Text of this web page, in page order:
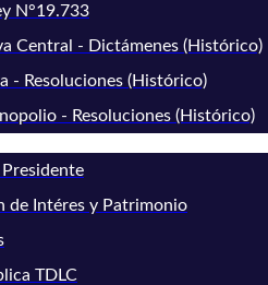
N°19.733
Central - Dictámenes (Histórico)
- Resoluciones (Histórico)
- Resoluciones (Histórico)
de Intéres y Patrimonio
TDLC